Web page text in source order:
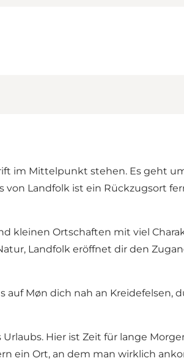
im Mittelpunkt stehen. Es geht
von Landfolk ist ein Rückzugsort
kleinen Ortschaften mit viel
Landfolk eröffnet dir den
auf Møn dich nah an Kreidefelsen,
Hier ist Zeit für lange
ein Ort, an dem man wirklich